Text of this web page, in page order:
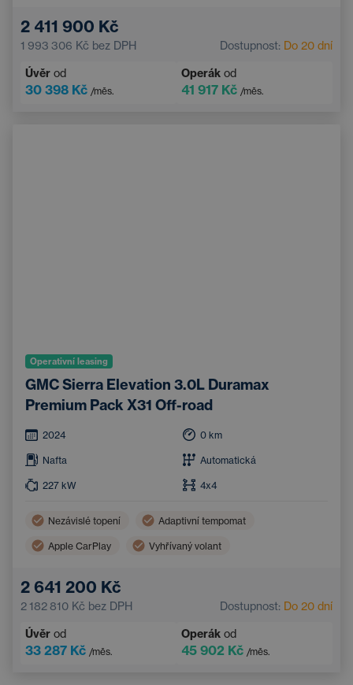
Apple CarPlay
Řadicí pádla pod volantem Android Auto
2 411 900 Kč
1 993 306 Kč bez DPH Dostupnost: Do 20 dní
Úvěr od
30 398 Kč /měs.
Operák od
41 917 Kč /měs.
Operativní leasing
GMC Sierra Elevation 3.0L Duramax
Premium Pack X31 Off-road
2024 0 km
Nafta Automatická
227 kW 4x4
Nezávislé topení Adaptivní tempomat
Apple CarPlay Vyhřívaný volant
Řadicí pádla pod volantem
Bezdrátové nabíjení mobilního telefonu
2 641 200 Kč
2 182 810 Kč bez DPH Dostupnost: Do 20 dní
Úvěr od
33 287 Kč /měs.
Operák od
45 902 Kč /měs.